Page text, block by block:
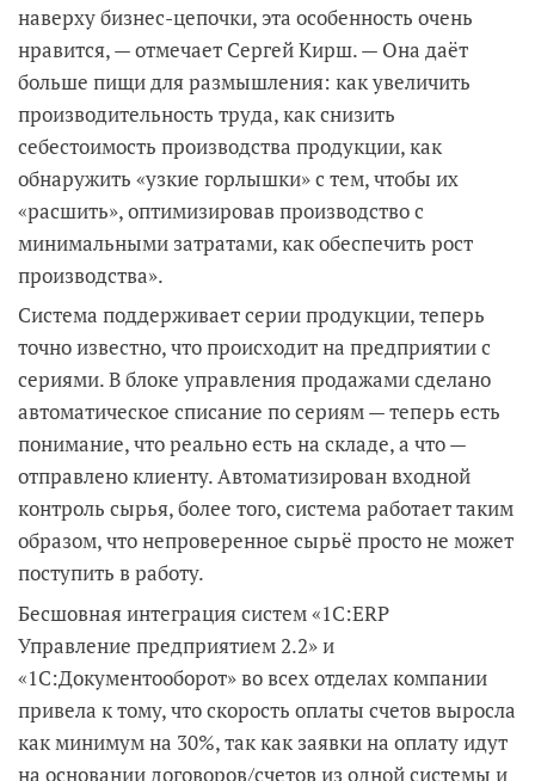
наверху бизнес-цепочки, эта особенность очень
нравится, — отмечает Сергей Кирш. — Она даёт
больше пищи для размышления: как увеличить
производительность труда, как снизить
себестоимость производства продукции, как
обнаружить «узкие горлышки» с тем, чтобы их
«расшить», оптимизировав производство с
минимальными затратами, как обеспечить рост
производства».
Система поддерживает серии продукции, теперь
точно известно, что происходит на предприятии с
сериями. В блоке управления продажами сделано
автоматическое списание по сериям — теперь есть
понимание, что реально есть на складе, а что —
отправлено клиенту. Автоматизирован входной
контроль сырья, более того, система работает таким
образом, что непроверенное сырьё просто не может
поступить в работу.
Бесшовная интеграция систем «1С:ERP
Управление предприятием 2.2» и
«1С:Документооборот» во всех отделах компании
привела к тому, что скорость оплаты счетов выросла
как минимум на 30%, так как заявки на оплату идут
на основании договоров/счетов из одной системы и